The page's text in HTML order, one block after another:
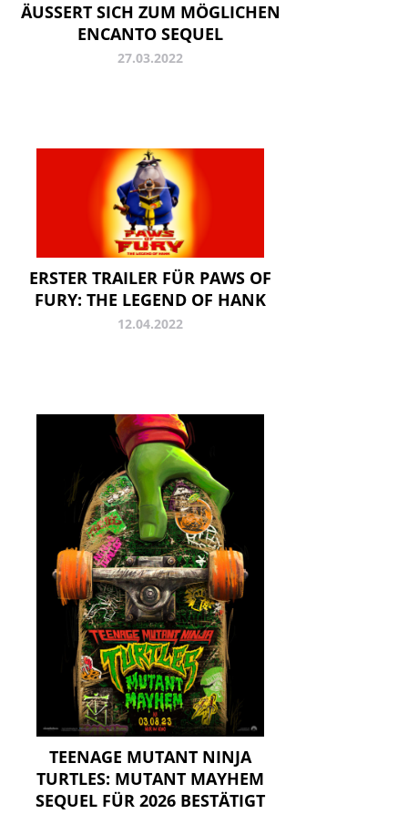
ÄUSSERT SICH ZUM MÖGLICHEN E
NCANTO SEQUEL
27.03.2022
ERSTER TRAILER FÜR PAWS OF
FURY: THE LEGEND OF HANK
12.04.2022
TEENAGE MUTANT NINJA
TURTLES: MUTANT MAYHEM
SEQUEL FÜR 2026 BESTÄTIGT